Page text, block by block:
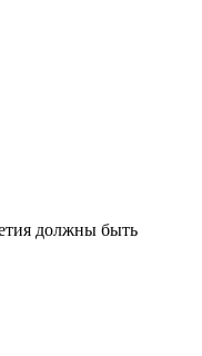
должны быть